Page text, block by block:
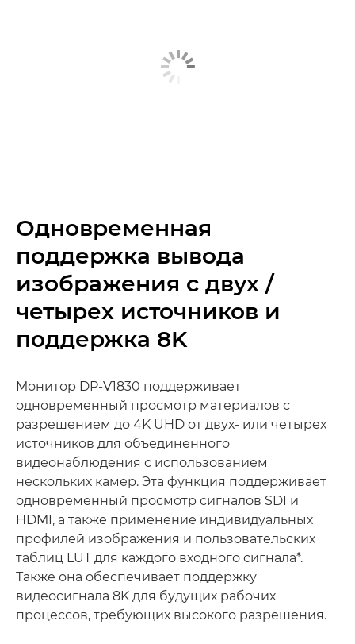
Одновременная
поддержка вывода
изображения с двух /
четырех источников и
поддержка 8K
Монитор DP-V1830 поддерживает
одновременный просмотр материалов с
разрешением до 4K UHD от двух- или четырех
источников для объединенного
видеонаблюдения с использованием
нескольких камер. Эта функция поддерживает
одновременный просмотр сигналов SDI и
HDMI, а также применение индивидуальных
профилей изображения и пользовательских
таблиц LUT для каждого входного сигнала*.
Также она обеспечивает поддержку
видеосигнала 8K для будущих рабочих
процессов, требующих высокого разрешения.